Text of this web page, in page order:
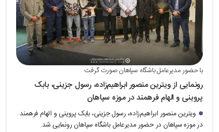
با حضور مدیرعامل باشگاه سپاهان صورت گرفت
رونمایی از ویترین منصور ابراهیم‌زاده، رسول جزینی، بابک
پروینی و الهام فرهمند در موزه سپاهان
ویترین منصور ابراهیم‌زاده، رسول جزینی، بابک پروینی و الهام فرهمند
در موزه سپاهان در حضور مدیرعامل باشگاه سپاهان رونمایی شد.